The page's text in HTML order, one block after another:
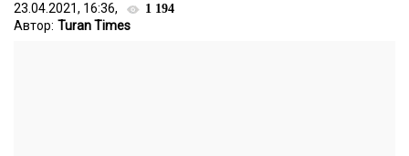
23.04.2021, 16:36, 1 194
Автор: Turan Times